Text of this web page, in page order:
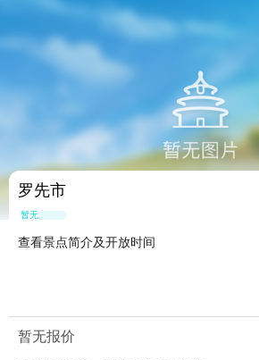
罗先市
暂无点评
查看景点简介及开放时间
暂无报价